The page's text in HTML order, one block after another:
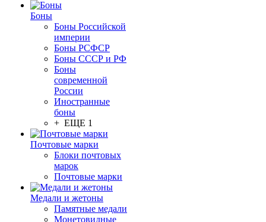
Боны
Боны Российской
империи
Боны РСФСР
Боны СССР и РФ
Боны
современной
России
Иностранные
боны
+ ЕЩЕ 1
Почтовые марки
Блоки почтовых
марок
Почтовые марки
Медали и жетоны
Памятные медали
Монетовидные